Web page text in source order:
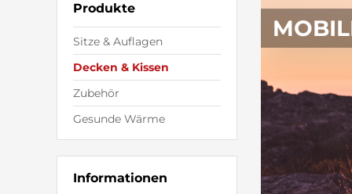
Produkte
Sitze & Auflagen
Decken & Kissen
Zubehör
Gesunde Wärme
Informationen